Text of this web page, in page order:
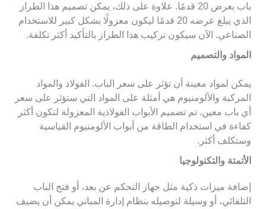
باب بعرض 20 قدمًا. علاوة على ذلك، يمكن تصميم هذا الطراز
الذي يبلغ عرضه 20 قدمًا ليكون معزولًا بشكل كبير للاستخدام
الصناعي. الآن سيكون تركيب هذا الطراز بالتأكيد أكثر تكلفة.
المواد والتصميم
يمكن لمواد معينة أن تؤثر على سعر الباب. الفولاذ والمواد
المركبة والألومنيوم هي أمثلة على المواد التي ستؤثر على سعر
أي باب معين. تم تصميم الأبواب الفولاذية المعزولة لتكون أكثر
كفاءة في استخدام الطاقة من أبواب الألومنيوم القياسية
وستكلف أكثر.
الأتمتة والتكنولوجيا
إضافة ميزات ذكية مثل جهاز التحكم عن بعد، أو فتح الباب
التلقائي، أو وسيلة لتوصيله بنظام إدارة المباني يمكن أن يضيف